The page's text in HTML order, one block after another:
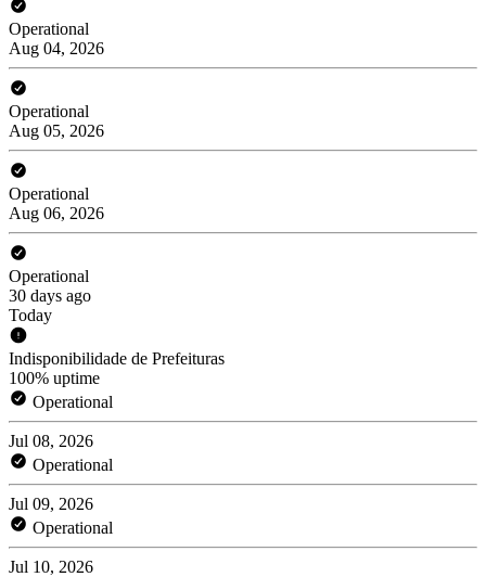
Operational
Aug 04, 2026
Operational
Aug 05, 2026
Operational
Aug 06, 2026
Operational
30 days ago
Today
Indisponibilidade de Prefeituras
100% uptime
Operational
Jul 08, 2026
Operational
Jul 09, 2026
Operational
Jul 10, 2026